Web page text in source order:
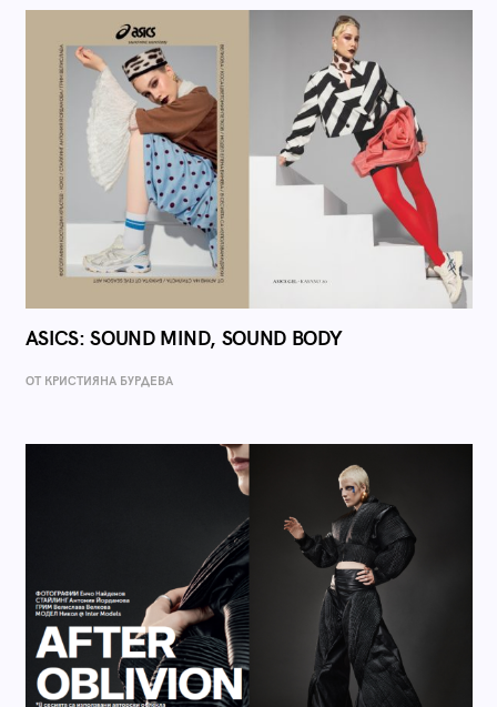
ASICS: SOUND MIND, SOUND BODY
ОТ КРИСТИЯНА БУРДЕВА